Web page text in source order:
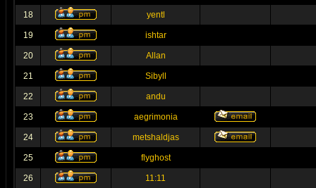
18 yentl
19 ishtar
20 Allan
21 Sibyll
22 andu
23 aegrimonia
24 metshaldjas
25 flyghost
26 11:11